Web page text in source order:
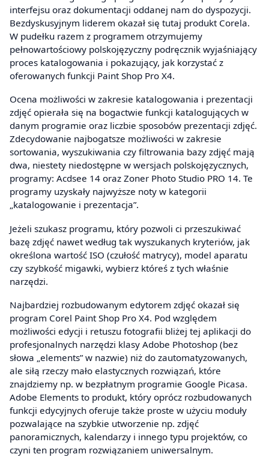
interfejsu oraz dokumentacji oddanej nam do dyspozycji.
Bezdyskusyjnym liderem okazał się tutaj produkt Corela.
W pudełku razem z programem otrzymujemy
pełnowartościowy polskojęzyczny podręcznik wyjaśniający
proces katalogowania i pokazujący, jak korzystać z
oferowanych funkcji Paint Shop Pro X4.
Ocena możliwości w zakresie katalogowania i prezentacji
zdjęć opierała się na bogactwie funkcji katalogujących w
danym programie oraz liczbie sposobów prezentacji zdjęć.
Zdecydowanie najbogatsze możliwości w zakresie
sortowania, wyszukiwania czy filtrowania bazy zdjęć mają
dwa, niestety niedostępne w wersjach polskojęzycznych,
programy: Acdsee 14 oraz Zoner Photo Studio PRO 14. Te
programy uzyskały najwyższe noty w kategorii
„katalogowanie i prezentacja”.
Jeżeli szukasz programu, który pozwoli ci przeszukiwać
bazę zdjęć nawet według tak wyszukanych kryteriów, jak
określona wartość ISO (czułość matrycy), model aparatu
czy szybkość migawki, wybierz któreś z tych właśnie
narzędzi.
Najbardziej rozbudowanym edytorem zdjęć okazał się
program Corel Paint Shop Pro X4. Pod względem
możliwości edycji i retuszu fotografii bliżej tej aplikacji do
profesjonalnych narzędzi klasy Adobe Photoshop (bez
słowa „elements” w nazwie) niż do zautomatyzowanych,
ale siłą rzeczy mało elastycznych rozwiązań, które
znajdziemy np. w bezpłatnym programie Google Picasa.
Adobe Elements to produkt, który oprócz rozbudowanych
funkcji edycyjnych oferuje także proste w użyciu moduły
pozwalające na szybkie utworzenie np. zdjęć
panoramicznych, kalendarzy i innego typu projektów, co
czyni ten program rozwiązaniem uniwersalnym.